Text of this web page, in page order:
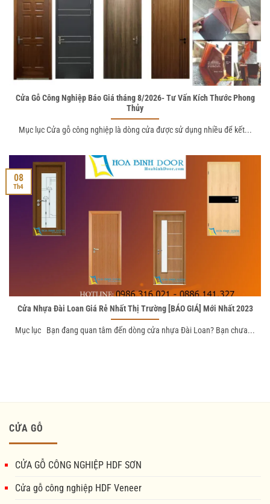
Cửa Gỗ Công Nghiệp Báo Giá tháng 8/2026- Tư Vấn Kích Thước Phong
Thủy
Mục lục Cửa gỗ công nghiệp là dòng cửa được sử dụng nhiều để kết...
Cửa Nhựa Đài Loan Giá Rẻ Nhất Thị Trường [BÁO GIÁ] Mới Nhất 2023
Mục lục Bạn đang quan tâm đến dòng cửa nhựa Đài Loan? Bạn chưa...
08
Th4
CỬA GỖ
CỬA GỖ CÔNG NGHIỆP HDF SƠN
Cửa gỗ công nghiệp HDF Veneer